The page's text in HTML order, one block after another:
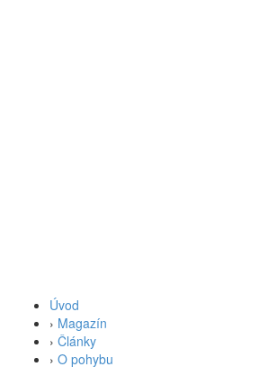
Úvod
› Magazín
› Články
› O pohybu